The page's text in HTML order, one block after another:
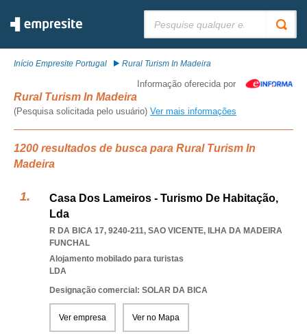
Início Empresite Portugal Rural Turism In Madeira
Informação oferecida por
Rural Turism In Madeira
(Pesquisa solicitada pelo usuário) Ver mais informações
1200 resultados de busca para Rural Turism In
Madeira
Casa Dos Lameiros - Turismo De Habitação,
Lda
R DA BICA 17, 9240-211, SAO VICENTE, ILHA DA MADEIRA
FUNCHAL
Alojamento mobilado para turistas
LDA
Designação comercial: SOLAR DA BICA
Ver empresa Ver no Mapa